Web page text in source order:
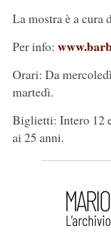
La mostra è a cura
Per info:
Orari: Da
martedì.
Biglietti: Intero 12
ai 25 anni.